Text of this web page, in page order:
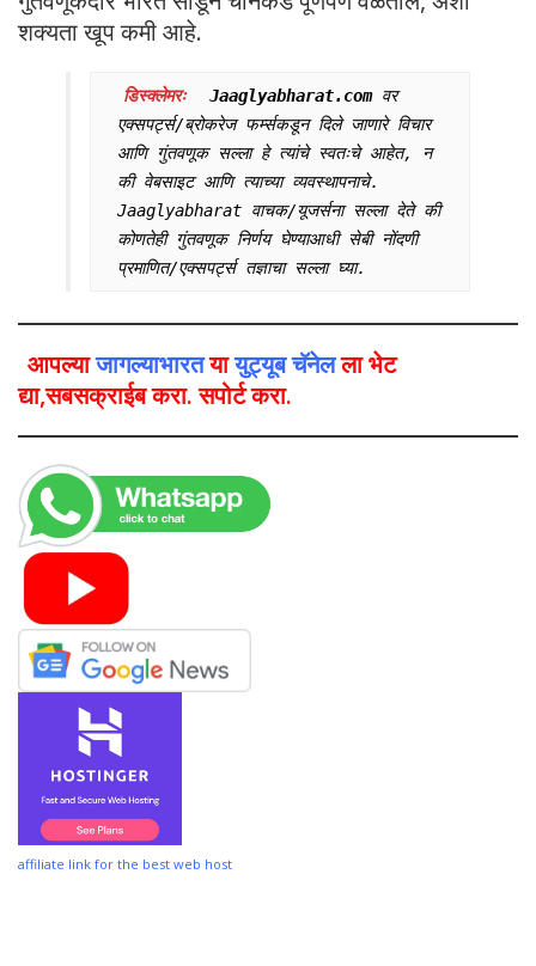
शक्यता खूप कमी आहे.
डिस्क्लेमरः Jaaglyabharat.com वर
एक्सपर्ट्स/ब्रोकरेज फर्म्सकडून दिले जाणारे विचार
आणि गुंतवणूक सल्ला हे त्यांचे स्वतःचे आहेत, न
की वेबसाइट आणि त्याच्या व्यवस्थापनाचे.
Jaaglyabharat वाचक/यूजर्सना सल्ला देते की
कोणतेही गुंतवणूक निर्णय घेण्याआधी सेबी नोंदणी
प्रमाणित/एक्सपर्ट्स तज्ञाचा सल्ला घ्या.
आपल्याजागल्याभारतयायुट्यूब चॅनेलला भेट
द्या,सबसक्राईब करा. सपोर्ट करा.
affiliate link for the best web host